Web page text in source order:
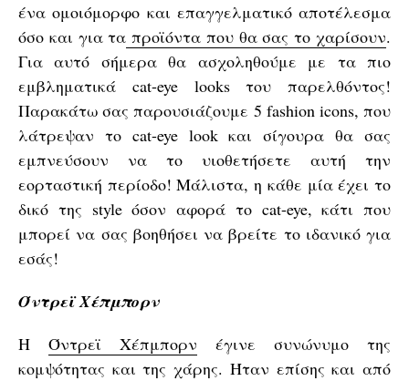
ένα ομοιόμορφο και επαγγελματικό αποτέλεσμα
όσο και για τα προϊόντα που θα σας το χαρίσουν.
Για αυτό σήμερα θα ασχοληθούμε με τα πιο
εμβληματικά cat-eye looks του παρελθόντος!
Παρακάτω σας παρουσιάζουμε 5 fashion icons, που
λάτρεψαν το cat-eye look και σίγουρα θα σας
εμπνεύσουν να το υιοθετήσετε αυτή την
εορταστική περίοδο! Μάλιστα, η κάθε μία έχει το
δικό της style όσον αφορά το cat-eye, κάτι που
μπορεί να σας βοηθήσει να βρείτε το ιδανικό για
εσάς!
Όντρεϊ Χέπμπορν
H Όντρεϊ Χέπμπορν έγινε συνώνυμο της
κομψότητας και της χάρης. Ήταν επίσης και από